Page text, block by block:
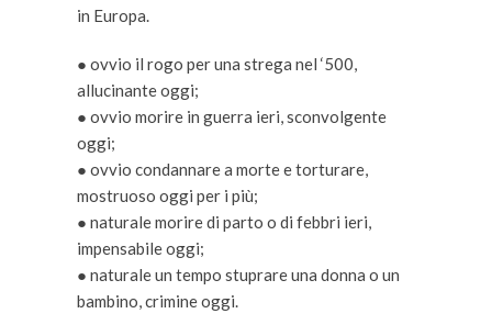
in Europa.
● ovvio il rogo per una strega nel ‘500,
allucinante oggi;
● ovvio morire in guerra ieri, sconvolgente
oggi;
● ovvio condannare a morte e torturare,
mostruoso oggi per i più;
● naturale morire di parto o di febbri ieri,
impensabile oggi;
● naturale un tempo stuprare una donna o un
bambino, crimine oggi.